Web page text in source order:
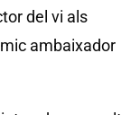
del vi als
ambaixador